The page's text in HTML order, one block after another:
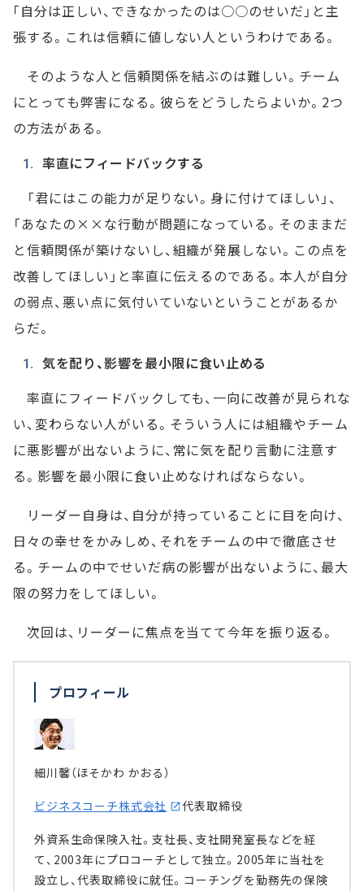
｢自分は正しい、できなかったのは○○のせいだ」と主
張する。これは信頼に値しない人というわけである。
そのような人と信頼関係を結ぶのは難しい。チーム
にとっても弊害になる。彼らをどうしたらよいか。2つ
の方法がある。
率直にフィードバックする
「君にはこの能力が足りない。身に付けてほしい」、
「あなたの××な行動が問題になっている。そのままだ
と信頼関係が築けないし、組織が発展しない。この点を
改善してほしい」と率直に伝えるのである。本人が自分
の弱点、悪い点に気付いていないということがあるか
らだ。
気を配り、影響を最小限に食い止める
率直にフィードバックしても、一向に改善が見られな
い、変わらない人がいる。そういう人には組織やチーム
に悪影響が出ないように、常に気を配り言動に注意す
る。影響を最小限に食い止めなければならない。
リーダー自身は、自分が持っていることに目を向け、
日々の幸せをかみしめ、それをチームの中で徹底させ
る。チームの中でせいだ病の影響が出ないように、最大
限の努力をしてほしい。
次回は、リーダーに焦点を当てて今年を振り返る。
プロフィール
細川馨（ほそかわ かおる）
ビジネスコーチ株式会社 代表取締役
外資系生命保険入社。支社長、支社開発室長などを経
て、2003年にプロコーチとして独立。2005年に当社を
設立し、代表取締役に就任。コーチングを勤務先の保険